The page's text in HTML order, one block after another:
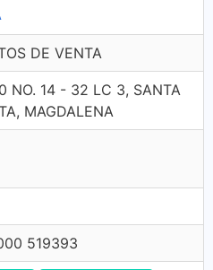
DE VENTA
NO. 14 - 32 LC 3, SANTA
MAGDALENA
519393